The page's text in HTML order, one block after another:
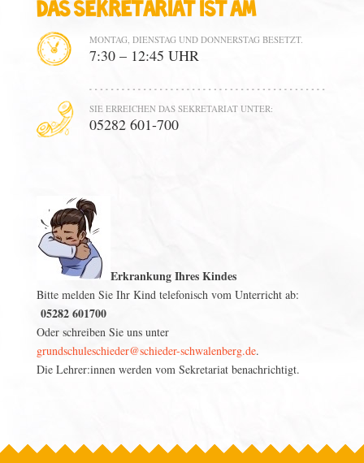
Das Sekretariat ist am
MONTAG, DIENSTAG UND DONNERSTAG BESETZT.
7:30 – 12:45 UHR
SIE ERREICHEN DAS SEKRETARIAT UNTER:
05282 601-700
Erkrankung Ihres Kindes
Bitte melden Sie Ihr Kind telefonisch vom Unterricht ab:
05282 601700
Oder schreiben Sie uns unter
grundschuleschieder@schieder-schwalenberg.de.
Die Lehrer:innen werden vom Sekretariat benachrichtigt.